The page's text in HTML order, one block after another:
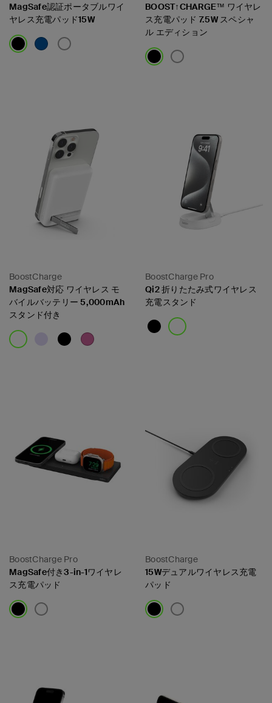
MagSafe認証ポータブルワイ
ヤレス充電パッド15W
BOOST↑CHARGE™ ワイヤレ
ス充電パッド 7.5W スペシャ
ル エディション
BoostCharge
MagSafe対応 ワイヤレス モ
バイルバッテリー 5,000mAh
スタンド付き
BoostCharge Pro
Qi2 折りたたみ式ワイヤレス
充電スタンド
BoostCharge Pro
MagSafe付き3-in-1ワイヤレ
ス充電パッド
BoostCharge
15Wデュアルワイヤレス充電
パッド